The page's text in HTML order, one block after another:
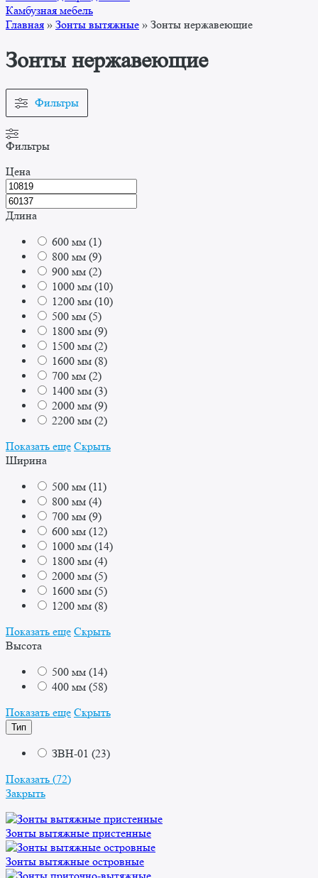
Камбузная мебель
Главная » Зонты вытяжные » Зонты нержавеющие
Зонты нержавеющие
Фильтры
Фильтры
Цена
Длина
600 мм (1)
800 мм (9)
900 мм (2)
1000 мм (10)
1200 мм (10)
500 мм (5)
1800 мм (9)
1500 мм (2)
1600 мм (8)
700 мм (2)
1400 мм (3)
2000 мм (9)
2200 мм (2)
Показать еще Скрыть
Ширина
500 мм (11)
800 мм (4)
700 мм (9)
600 мм (12)
1000 мм (14)
1800 мм (4)
2000 мм (5)
1600 мм (5)
1200 мм (8)
Показать еще Скрыть
Высота
500 мм (14)
400 мм (58)
Показать еще Скрыть
Тип
ЗВН-01 (23)
Показать (72)
Закрыть
Зонты вытяжные пристенные
Зонты вытяжные островные